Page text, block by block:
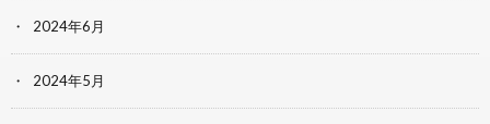
2024年6月
2024年5月